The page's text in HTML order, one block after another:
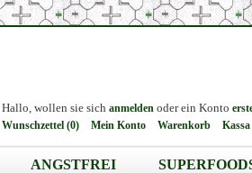
Hallo, wollen sie sich anmelden oder ein Konto
Wunschzettel (0) Mein Konto Warenkorb Kassa
ANGSTFREI